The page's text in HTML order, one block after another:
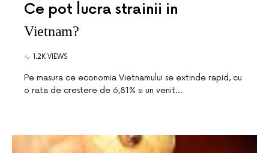
Ce pot lucra strainii in
Vietnam?
1.2K VIEWS
Pe masura ce economia Vietnamului se extinde rapid, cu
o rata de crestere de 6,81% si un venit…